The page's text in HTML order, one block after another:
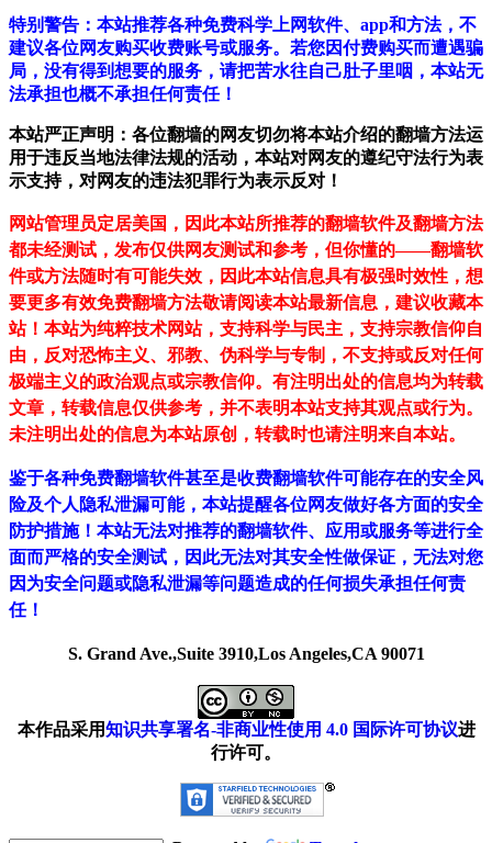
特别警告：本站推荐各种免费科学上网软件、app和方法，不
建议各位网友购买收费账号或服务。若您因付费购买而遭遇骗
局，没有得到想要的服务，请把苦水往自己肚子里咽，本站无
法承担也概不承担任何责任！
本站严正声明：各位翻墙的网友切勿将本站介绍的翻墙方法运
用于违反当地法律法规的活动，本站对网友的遵纪守法行为表
示支持，对网友的违法犯罪行为表示反对！
网站管理员定居美国，因此本站所推荐的翻墙软件及翻墙方法
都未经测试，发布仅供网友测试和参考，但你懂的——翻墙软
件或方法随时有可能失效，因此本站信息具有极强时效性，想
要更多有效免费翻墙方法敬请阅读本站最新信息，建议收藏本
站！ 本站为纯粹技术网站，支持科学与民主，支持宗教信仰自
由，反对恐怖主义、邪教、伪科学与专制，不支持或反对任何
极端主义的政治观点或宗教信仰。有注明出处的信息均为转载
文章，转载信息仅供参考，并不表明本站支持其观点或行为。
未注明出处的信息为本站原创，转载时也请注明来自本站。
鉴于各种免费翻墙软件甚至是收费翻墙软件可能存在的安全风
险及个人隐私泄漏可能，本站提醒各位网友做好各方面的安全
防护措施！本站无法对推荐的翻墙软件、应用或服务等进行全
面而严格的安全测试，因此无法对其安全性做保证，无法对您
因为安全问题或隐私泄漏等问题造成的任何损失承担任何责
任！
S. Grand Ave.,Suite 3910,Los Angeles,CA 90071
本作品采用知识共享署名-非商业性使用 4.0 国际许可协议进
行许可。